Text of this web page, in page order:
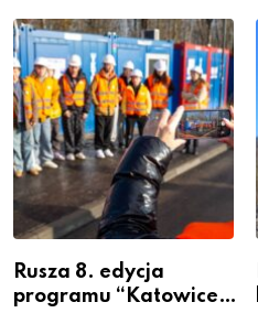
Rusza 8. edycja
programu “Katowice